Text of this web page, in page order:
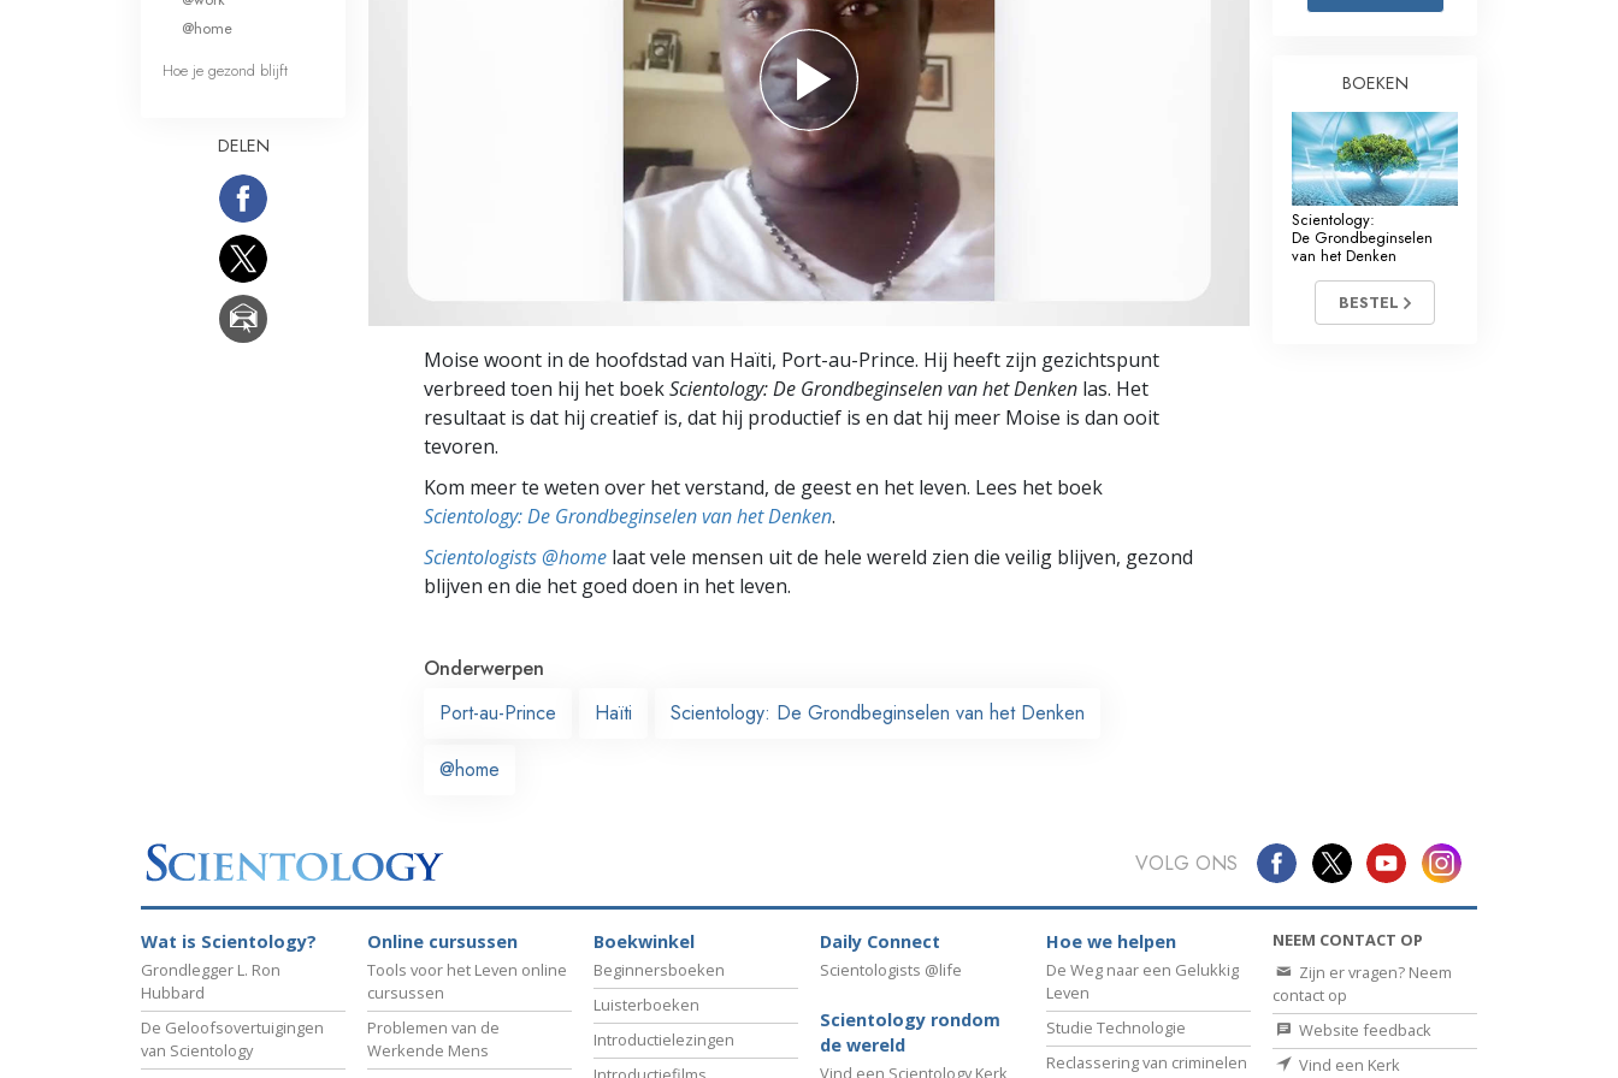
Hulpmiddelen bij het Dagelijks Werk
Ethiek en de Condities
De Oorzaak van Onderdrukking
Feitenonderzoek
De Grondbeginselen van Organiseren
Moise woont in de hoofdstad van Haïti, Port-au-Prince. Hij heeft zijn gezichtspunt
verbreed toen hij het boekScientology: De Grondbeginselen van het Denken las. Het
resultaat is dat hij creatief is, dat hij productief is en dat hij meer Moise is dan ooit
tevoren.
Kom meer te weten over het verstand, de geest en het leven. Lees het boek
Scientology: De Grondbeginselen van het Denken.
Scientologists @home laat vele mensen uit de hele wereld zien die veilig blijven, gezond
blijven en die het goed doen in het leven.
Onderwerpen
Port-au-Prince
Haïti Scientology: De Grondbeginselen van het Denken
@home
@home
Hoe je gezond blijft
DELEN
BOEKEN
Scientology:
De Grondbeginselen
van het Denken
BESTEL
VOLG ONS
Wat is Scientology?
Grondlegger L. Ron
Hubbard
De Geloofsovertuigingen
van Scientology
Online cursussen
Tools voor het Leven online
cursussen
Problemen van de
Werkende Mens
Boekwinkel
Beginnersboeken
Luisterboeken
Introductielezingen
Daily Connect
Scientologists @life
Scientology rondom
de wereld
Vind een Scientology Kerk
Hoe we helpen
De Weg naar een Gelukkig
Leven
Studie Technologie
Reclassering van criminelen
NEEM CONTACT OP
Zijn er vragen? Neem
contact op
Website feedback
Vind een Kerk